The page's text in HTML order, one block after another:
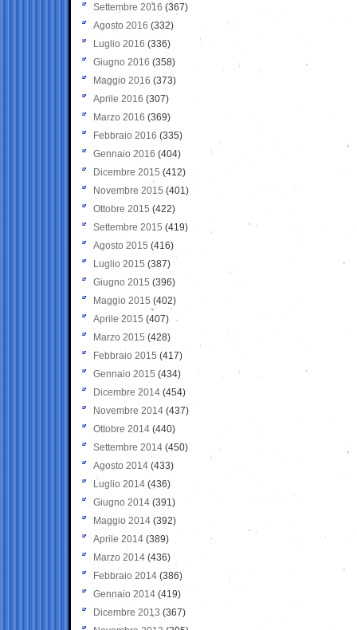
Settembre 2016 (367)
Agosto 2016 (332)
Luglio 2016 (336)
Giugno 2016 (358)
Maggio 2016 (373)
Aprile 2016 (307)
Marzo 2016 (369)
Febbraio 2016 (335)
Gennaio 2016 (404)
Dicembre 2015 (412)
Novembre 2015 (401)
Ottobre 2015 (422)
Settembre 2015 (419)
Agosto 2015 (416)
Luglio 2015 (387)
Giugno 2015 (396)
Maggio 2015 (402)
Aprile 2015 (407)
Marzo 2015 (428)
Febbraio 2015 (417)
Gennaio 2015 (434)
Dicembre 2014 (454)
Novembre 2014 (437)
Ottobre 2014 (440)
Settembre 2014 (450)
Agosto 2014 (433)
Luglio 2014 (436)
Giugno 2014 (391)
Maggio 2014 (392)
Aprile 2014 (389)
Marzo 2014 (436)
Febbraio 2014 (386)
Gennaio 2014 (419)
Dicembre 2013 (367)